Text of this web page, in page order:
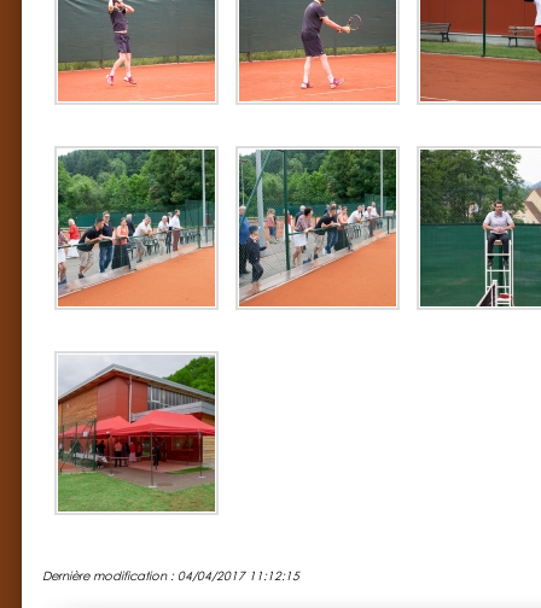
Dernière modification : 04/04/2017 11:12:15